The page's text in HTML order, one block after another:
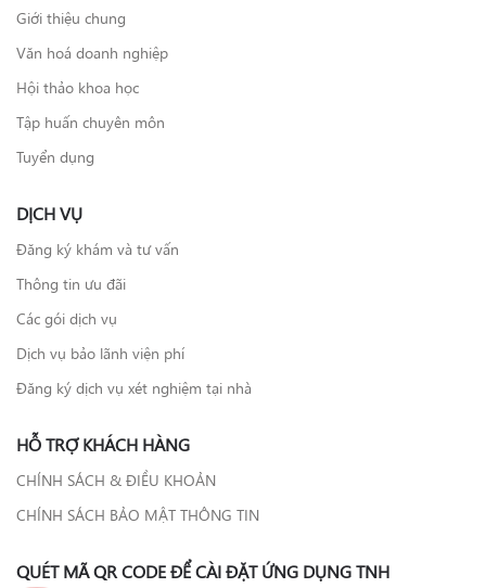
Giới thiệu chung
Văn hoá doanh nghiệp
Hội thảo khoa học
Tập huấn chuyên môn
Tuyển dụng
DỊCH VỤ
Đăng ký khám và tư vấn
Thông tin ưu đãi
Các gói dịch vụ
Dịch vụ bảo lãnh viện phí
Đăng ký dịch vụ xét nghiệm tại nhà
HỖ TRỢ KHÁCH HÀNG
CHÍNH SÁCH & ĐIỀU KHOẢN
CHÍNH SÁCH BẢO MẬT THÔNG TIN
QUÉT MÃ QR CODE ĐỂ CÀI ĐẶT ỨNG DỤNG TNH